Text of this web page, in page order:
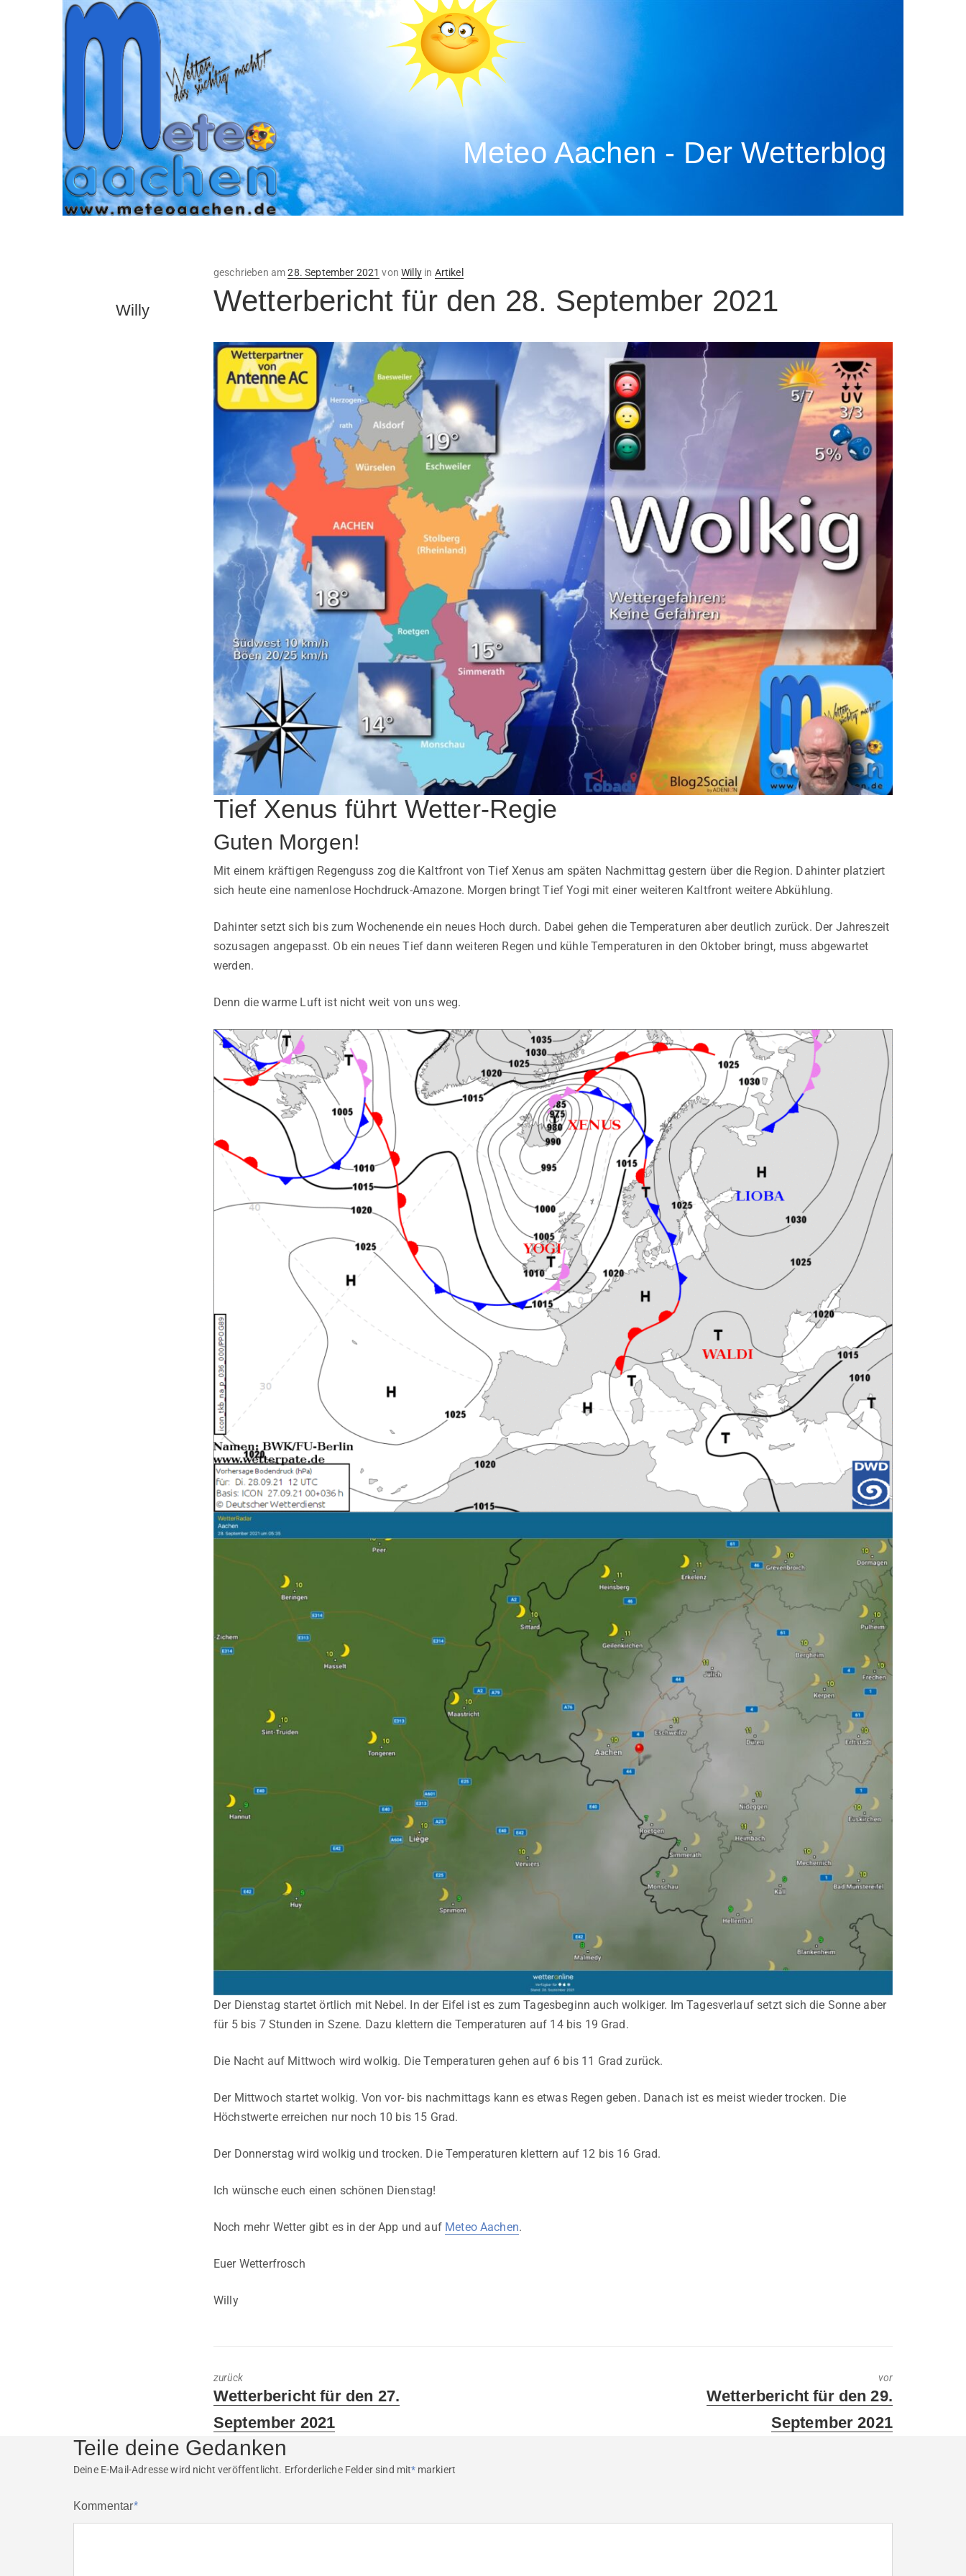
Meteo Aachen - Der Wetterblog
Willy
geschrieben amVeröffentlicht
28. September 2021 vonWillyin Artikel
Wetterbericht für den 28. September 2021
Tief Xenus führt Wetter-Regie
Guten Morgen!
Mit einem kräftigen Regenguss zog die Kaltfront von Tief Xenus am späten Nachmittag gestern über die Region. Dahinter platziert
sich heute eine namenlose Hochdruck-Amazone. Morgen bringt Tief Yogi mit einer weiteren Kaltfront weitere Abkühlung.
Dahinter setzt sich bis zum Wochenende ein neues Hoch durch. Dabei gehen die Temperaturen aber deutlich zurück. Der Jahreszeit
sozusagen angepasst. Ob ein neues Tief dann weiteren Regen und kühle Temperaturen in den Oktober bringt, muss abgewartet
werden.
Denn die warme Luft ist nicht weit von uns weg.
Der Dienstag startet örtlich mit Nebel. In der Eifel ist es zum Tagesbeginn auch wolkiger. Im Tagesverlauf setzt sich die Sonne aber
für 5 bis 7 Stunden in Szene. Dazu klettern die Temperaturen auf 14 bis 19 Grad.
Die Nacht auf Mittwoch wird wolkig. Die Temperaturen gehen auf 6 bis 11 Grad zurück.
Der Mittwoch startet wolkig. Von vor- bis nachmittags kann es etwas Regen geben. Danach ist es meist wieder trocken. Die
Höchstwerte erreichen nur noch 10 bis 15 Grad.
Der Donnerstag wird wolkig und trocken. Die Temperaturen klettern auf 12 bis 16 Grad.
Ich wünsche euch einen schönen Dienstag!
Noch mehr Wetter gibt es in der App und auf Meteo Aachen.
Euer Wetterfrosch
Willy
zurück
Previous
Wetterbericht für den 27.
September 2021
vor
Next
Wetterbericht für den 29.
September 2021
Teile deine Gedanken
Deine E-Mail-Adresse wird nicht veröffentlicht. Erforderliche Felder sind mit*markiert
Kommentar*